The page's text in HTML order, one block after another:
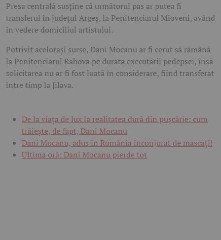
Presa centrală susține că următorul pas ar putea fi
transferul în județul Argeș, la Penitenciarul Mioveni, având
în vedere domiciliul artistului.
Potrivit acelorași surse, Dani Mocanu ar fi cerut să rămână
la Penitenciarul Rahova pe durata executării pedepsei, însă
solicitarea nu ar fi fost luată în considerare, fiind transferat
între timp la Jilava.
De la viața de lux la realitatea dură din pușcărie: cum
trăiește, de fapt, Dani Mocanu
Dani Mocanu, adus în România înconjurat de mascați!
Ultima oră: Dani Mocanu pierde tot